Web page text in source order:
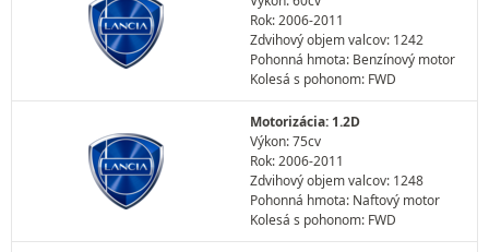
Rok: 2006-2011
Zdvihový objem valcov: 1242
Pohonná hmota: Benzínový motor
Kolesá s pohonom: FWD
Motorizácia: 1.2D
Výkon: 75cv
Rok: 2006-2011
Zdvihový objem valcov: 1248
Pohonná hmota: Naftový motor
Kolesá s pohonom: FWD